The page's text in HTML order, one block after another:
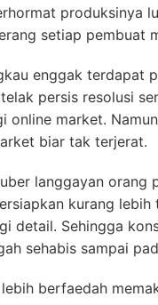
produksinya
setiap pembuat
enggak terdapat
persis resolusi
online market.
biar tak terjerat.
langgayan orang
kurang
detail. Sehingga
sehabis sampai
berfaedah